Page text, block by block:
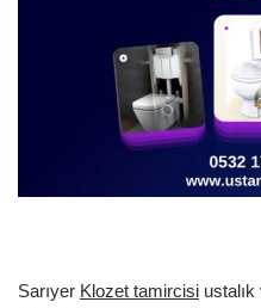
Sarıyer Klozet tamircisi